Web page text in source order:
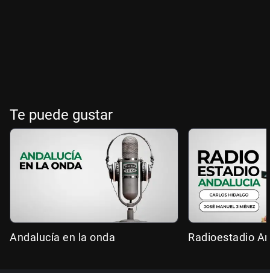
Te puede gustar
Andalucía en la onda Radioestadio